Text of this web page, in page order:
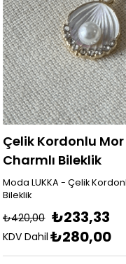
Çelik Kordonlu
Charmlı Bileklik
Moda LUKKA - Çelik
Bileklik
₺420,00 ₺233,33
KDV Dahil ₺280,00